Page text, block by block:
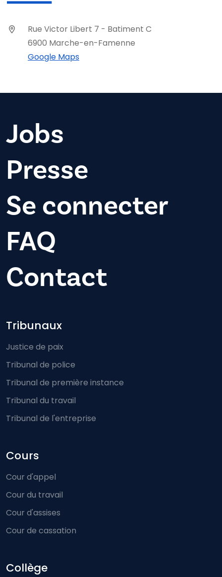
Rue Victor Libert 7 - Batiment C
6900 Marche-en-Famenne
Google Maps
Jobs
Presse
Se connecter
FAQ
Contact
Footer-menu
Tribunaux
Justice de paix
Tribunal de police
Tribunal de première instance
Tribunal du travail
Tribunal de l'entreprise
Cours
Cour d'appel
Cour du travail
Cour d'assises
Cour de cassation
Collège